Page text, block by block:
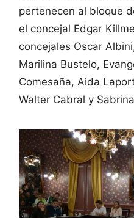
pertenecen al bloque
el concejal Edgar
concejales Oscar
Marilina Bustelo,
Comesaña, Aida
Walter Cabral y